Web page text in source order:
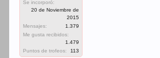
Se incorporó:
20 de Noviembre de
2015
Mensajes:
1.379
Me gusta recibidos:
1.479
Puntos de trofeos:
113